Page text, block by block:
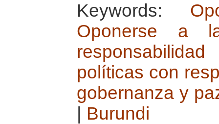
Keywords:
Oponerse a
políticas con
gobernanza y
Burundi